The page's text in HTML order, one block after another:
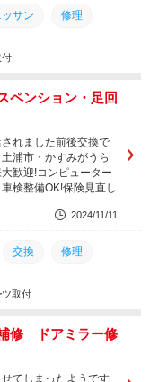
ッサン 修理
付
ペンション・足回
れました前後交換で
浦市・かすみがうら
歓迎!コンピューター
検整備OK!保険見直し
2024/11/11
交換 修理
ツ取付
修 ドアミラー修
てしまったようです